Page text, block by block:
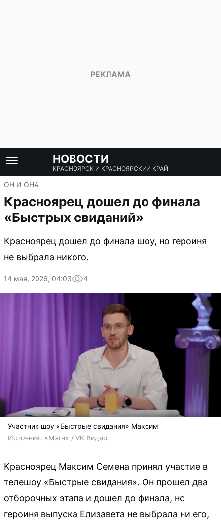
НОВОСТИ
КРАСНОЯРСК И КРАСНОЯРСКИЙ КРАЙ
ОН И ОНА
Красноярец дошел до финала
«Быстрых свиданий»
Красноярец дошел до финала шоу, но героиня
не выбрала никого.
14 мая, 2026, 04:03 4
Участник шоу «Быстрые свидания» Максим
Источник: «Мэтч» / VK Видео
Красноярец Максим Семена принял участие в
телешоу «Быстрые свидания». Он прошел два
отборочных этапа и дошел до финала, но
героиня выпуска Елизавета не выбрала ни его,